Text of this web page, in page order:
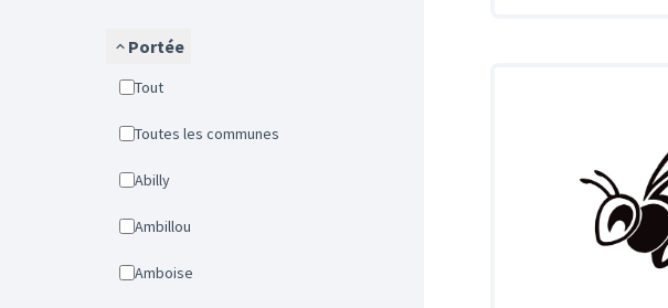
Portée
Tout
Toutes les communes
Abilly
Ambillou
Amboise